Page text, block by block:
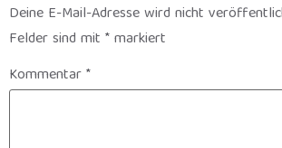
Deine E-Mail-Adresse wird nicht
Felder sind mit *markiert
Kommentar*